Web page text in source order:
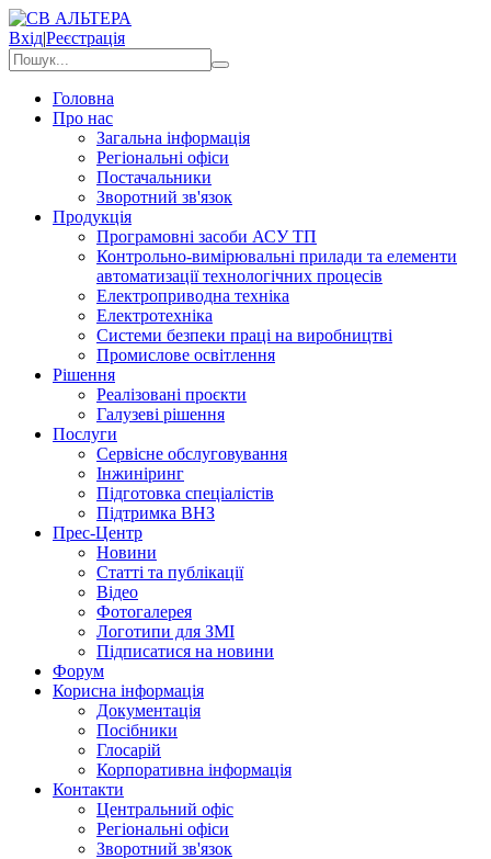
Вхід|Реєстрація
Головна
Про нас
Загальна інформація
Регіональні офіси
Постачальники
Зворотний зв'язок
Продукція
Програмовні засоби АСУ ТП
Контрольно-вимірювальні прилади та елементи
автоматизації технологічних процесів
Електроприводна техніка
Електротехніка
Системи безпеки праці на виробництві
Промислове освітлення
Рішення
Реалізовані проєкти
Галузеві рішення
Послуги
Сервісне обслуговування
Інжиніринг
Підготовка спеціалістів
Підтримка ВНЗ
Прес-Центр
Новини
Статті та публікації
Відео
Фотогалерея
Логотипи для ЗМІ
Підписатися на новини
Форум
Корисна інформація
Документація
Посібники
Глосарій
Корпоративна інформація
Контакти
Центральний офіс
Регіональні офіси
Зворотний зв'язок